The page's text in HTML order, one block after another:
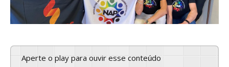
Aperte o play para ouvir esse conteúdo